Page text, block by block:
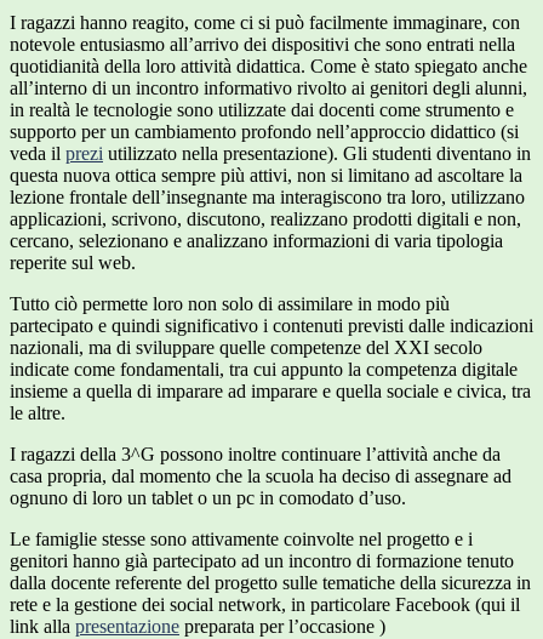
I ragazzi hanno reagito, come ci si può facilmente immaginare, con
notevole entusiasmo all’arrivo dei dispositivi che sono entrati nella
quotidianità della loro attività didattica. Come è stato spiegato anche
all’interno di un incontro informativo rivolto ai genitori degli alunni,
in realtà le tecnologie sono utilizzate dai docenti come strumento e
supporto per un cambiamento profondo nell’approccio didattico (si
veda il prezi utilizzato nella presentazione). Gli studenti diventano in
questa nuova ottica sempre più attivi, non si limitano ad ascoltare la
lezione frontale dell’insegnante ma interagiscono tra loro, utilizzano
applicazioni, scrivono, discutono, realizzano prodotti digitali e non,
cercano, selezionano e analizzano informazioni di varia tipologia
reperite sul web.
Tutto ciò permette loro non solo di assimilare in modo più
partecipato e quindi significativo i contenuti previsti dalle indicazioni
nazionali, ma di sviluppare quelle competenze del XXI secolo
indicate come fondamentali, tra cui appunto la competenza digitale
insieme a quella di imparare ad imparare e quella sociale e civica, tra
le altre.
I ragazzi della 3^G possono inoltre continuare l’attività anche da
casa propria, dal momento che la scuola ha deciso di assegnare ad
ognuno di loro un tablet o un pc in comodato d’uso.
Le famiglie stesse sono attivamente coinvolte nel progetto e i
genitori hanno già partecipato ad un incontro di formazione tenuto
dalla docente referente del progetto sulle tematiche della sicurezza in
rete e la gestione dei social network, in particolare Facebook (qui il
link alla presentazione preparata per l’occasione )